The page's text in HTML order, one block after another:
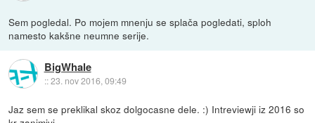
Sem pogledal. Po mojem mnenju se splača pogledati, sploh
namesto kakšne neumne serije.
BigWhale
::23. nov 2016, 09:49
Jaz sem se preklikal skoz dolgocasne dele. :) Intreviewji iz 2016 so